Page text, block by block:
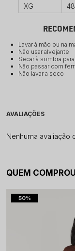
XG
Lavar à mão ou na
Não usar alvejante
Secar à sombra
Não passar com
Não lavar a seco
Nenhuma avaliação
QUEM
50%